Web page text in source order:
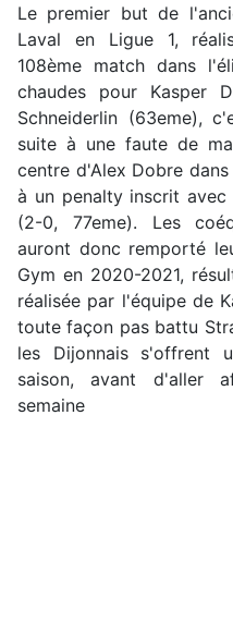
Le premier but de
Laval en Ligue 1,
108ème match dans
chaudes pour Kasper
Schneiderlin (63eme),
suite à une faute de
centre d'Alex Dobre
à un penalty inscrit avec
(2-0, 77eme). Les
auront donc remporté
Gym en 2020-2021,
réalisée par l'équipe de
toute façon pas battu
les Dijonnais s'offrent
saison, avant d'aller
semaine